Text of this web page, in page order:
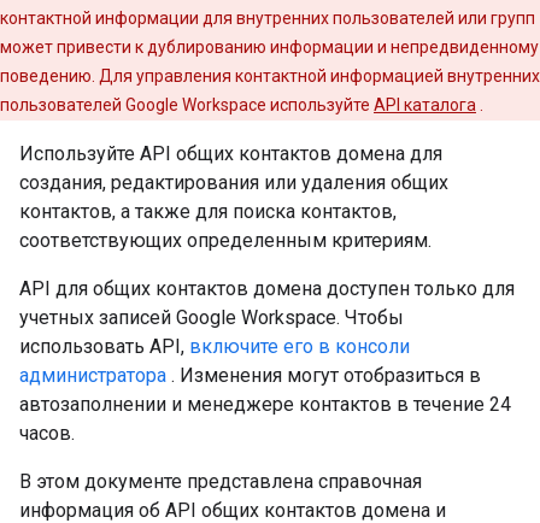
контактной информации для внутренних пользователей или групп
может привести к дублированию информации и непредвиденному
поведению. Для управления контактной информацией внутренних
пользователей Google Workspace используйте API каталога
Используйте API общих контактов домена для
создания, редактирования или удаления общих
контактов, а также для поиска контактов,
соответствующих определенным критериям.
API для общих контактов домена доступен только для
учетных записей Google Workspace. Чтобы
использовать API, включите его в консоли
администратора . Изменения могут отобразиться в
автозаполнении и менеджере контактов в течение 24
часов.
В этом документе представлена ​​справочная
информация об API общих контактов домена и